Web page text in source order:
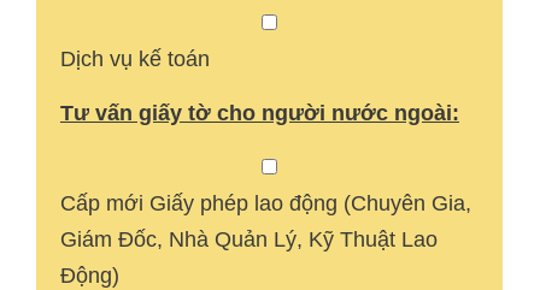
Dịch vụ kế toán
Tư vấn giấy tờ cho người nước ngoài:
Cấp mới Giấy phép lao động (Chuyên Gia,
Giám Đốc, Nhà Quản Lý, Kỹ Thuật Lao
Động)